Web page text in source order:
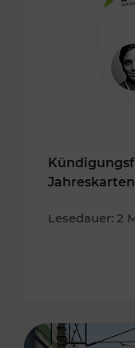
Lesedauer: 2